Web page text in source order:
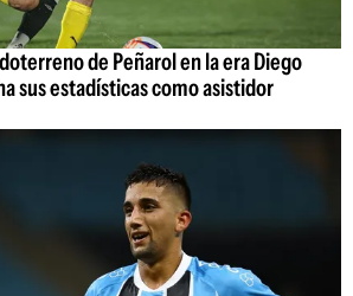
de Peñarol en la era Diego
sus estadísticas como asistidor